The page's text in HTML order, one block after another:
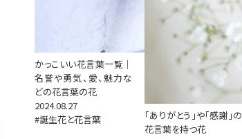
かっこいい花言葉一覧｜
名誉や勇気、愛、魅力な
どの花言葉の花
2024.08.27
#誕生花と花言葉
「ありがとう」や「感謝」の
花言葉を持つ花